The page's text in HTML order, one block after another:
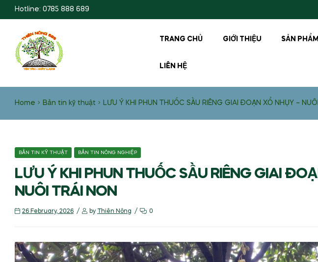
Hotline: 0785 888 689
TRANG CHỦ GIỚI THIỆU SẢN PHẨM
LIÊN HỆ
Home Bản tin kỹ thuật LƯU Ý KHI PHUN THUỐC SẦU RIÊNG GIAI ĐOẠN XỔ NHỤY –
BẢN TIN KỸ THUẬT BẢN TIN NÔNG NGHIỆP
LƯU Ý KHI PHUN THUỐC SẦU RIÊNG GIAI
NUÔI TRÁI NON
26 February, 2026 by Thiên Nông 0